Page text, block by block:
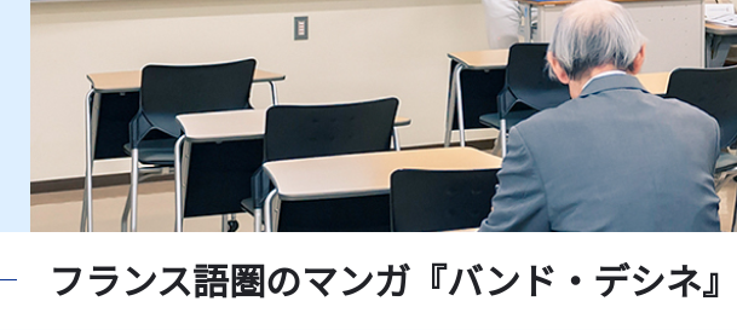
フランス語圏のマンガ『バンド・デシネ』